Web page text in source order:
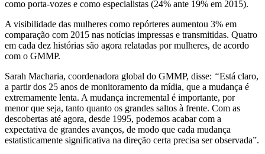
como porta-vozes e como especialistas (24% ante 19% em 2015).
A visibilidade das mulheres como repórteres aumentou 3% em
comparação com 2015 nas notícias impressas e transmitidas. Quatro
em cada dez histórias são agora relatadas por mulheres, de acordo
com o GMMP.
Sarah Macharia, coordenadora global do GMMP, disse: “Está claro,
a partir dos 25 anos de monitoramento da mídia, que a mudança é
extremamente lenta. A mudança incremental é importante, por
menor que seja, tanto quanto os grandes saltos à frente. Com as
descobertas até agora, desde 1995, podemos acabar com a
expectativa de grandes avanços, de modo que cada mudança
estatisticamente significativa na direção certa precisa ser observada”.